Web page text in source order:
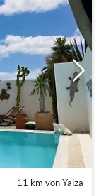
11 km von Yaiza